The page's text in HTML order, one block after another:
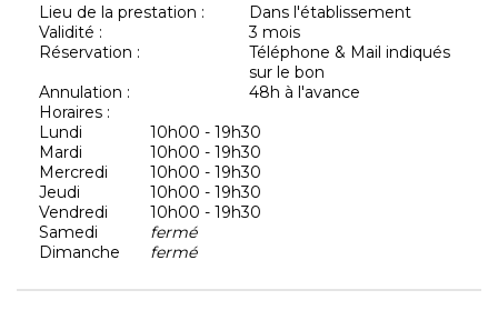
Lieu de la prestation :
Dans l'établissement
Validité :
3 mois
Réservation :
Téléphone & Mail indiqués
sur le bon
Annulation :
48h à l'avance
Horaires :
Lundi
10h00 - 19h30
Mardi
10h00 - 19h30
Mercredi
10h00 - 19h30
Jeudi
10h00 - 19h30
Vendredi
10h00 - 19h30
Samedi
fermé
Dimanche
fermé